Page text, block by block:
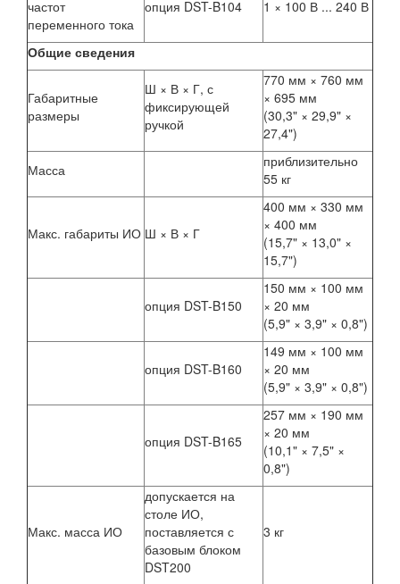
частот
переменного тока
опция DST-B104 1 × 100 В ... 240 В
Общие сведения
Габаритные
размеры
Ш × В × Г, с
фиксирующей
ручкой
770 мм × 760 мм
× 695 мм
(30,3" × 29,9" ×
27,4")
Масса
приблизительно
55 кг
Макс. габариты ИО Ш × В × Г
400 мм × 330 мм
× 400 мм
(15,7" × 13,0" ×
15,7")
опция DST-B150
150 мм × 100 мм
× 20 мм
(5,9" × 3,9" × 0,8")
опция DST-B160
149 мм × 100 мм
× 20 мм
(5,9" × 3,9" × 0,8")
опция DST-B165
257 мм × 190 мм
× 20 мм
(10,1" × 7,5" ×
0,8")
Макс. масса ИО
допускается на
столе ИО,
поставляется с
базовым блоком
DST200
3 кг